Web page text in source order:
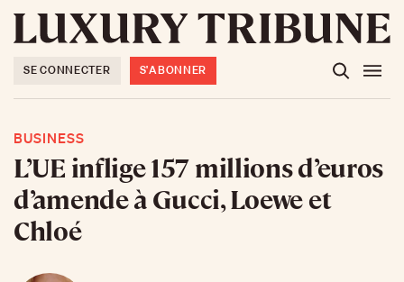
SE CONNECTER S'ABONNER
BUSINESS
L’UE inflige 157 millions d’euros
d’amende à Gucci, Loewe et
Chloé